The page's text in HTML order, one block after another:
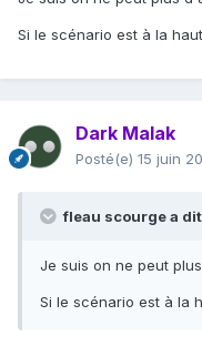
Si le scénario est à la
Dark Malak
Posté(e) 15 juin
fleau scourge a
Je suis on ne peut
Si le scénario est à la